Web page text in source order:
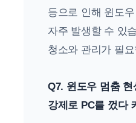
등으로 인해 윈도
자주 발생할 수 있
청소와 관리가 필
Q7. 윈도우 멈춤
강제로 PC를 껐다